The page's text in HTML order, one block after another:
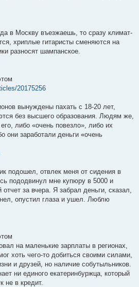
в Москву въезжаешь, то сразу климат-
хриплые гитаристы сменяются на
разносят шампанское.
20175256
вынуждены пахать с 18-20 лет,
без высшего образования. Людям же,
либо «очень повезло», либо их
они заработали деньги «очень
подошел, отвлек меня от сидения в
пододвинул мне купюру в 5000 и
за вчера. Я забрал деньги, сказал,
опустил глаза и ушел. Люблю
на маленькие зарплаты в регионах,
хоть чего-то добиться своими силами,
и друзей, но наличие собутыльников.
ни единого екатеринбуржца, который
не в кредит.